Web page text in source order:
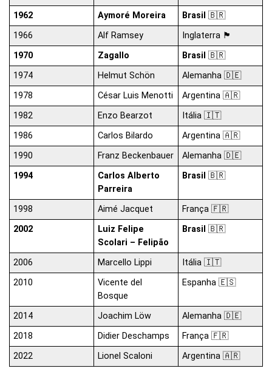
1962
Aymoré Moreira Brasil 🇧🇷
1966
Alf Ramsey
Inglaterra 🏴󠁧󠁢󠁥󠁮󠁧󠁿
1970
Zagallo Brasil 🇧🇷
1974
Helmut Schön
Alemanha 🇩🇪
1978
César Luis Menotti
Argentina 🇦🇷
1982
Enzo Bearzot
Itália 🇮🇹
1986
Carlos Bilardo
Argentina 🇦🇷
1990
Franz Beckenbauer
Alemanha 🇩🇪
1994
Carlos Alberto
Parreira
Brasil 🇧🇷
1998 Aimé Jacquet
França 🇫🇷
2002
Luiz Felipe
Scolari – Felipão
Brasil 🇧🇷
2006 Marcello Lippi
Itália 🇮🇹
2010
Vicente del
Bosque
Espanha 🇪🇸
2014 Joachim Löw
Alemanha 🇩🇪
2018
Didier Deschamps
França 🇫🇷
2022
Lionel Scaloni Argentina 🇦🇷